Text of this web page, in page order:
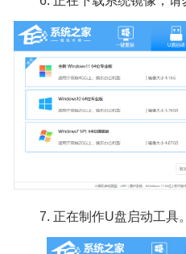
7. 正在制作U盘启动工具。